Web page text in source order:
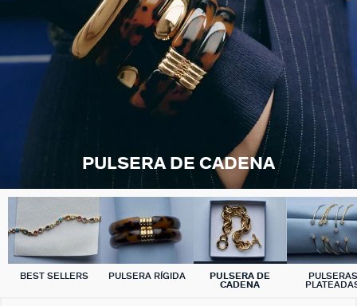
PULSERA DE CADENA
BEST SELLERS PULSERA RÍGIDA
PULSERA DE
CADENA
PULSERAS